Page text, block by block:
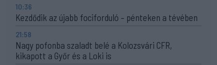
10:36
Kezdődik az újabb fociforduló – pénteken a tévében
21:58
Nagy pofonba szaladt belé a Kolozsvári CFR,
kikapott a Győr és a Loki is